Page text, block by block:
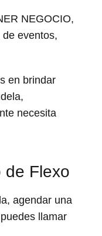
NEGOCIO,
eventos,
en brindar
necesita
de Flexo
agendar una
llamar